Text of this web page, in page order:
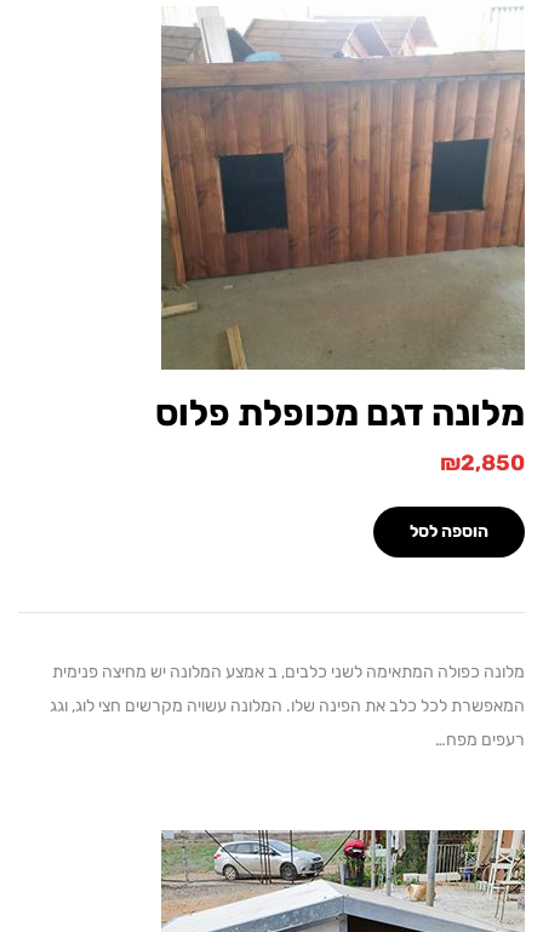
דגם מכופלת פלוס
₪
הוספה לסל
כפולה המתאימה לשני כלבים, ב אמצע המלונה יש מחיצה פנימית
לכל כלב את הפינה שלו. המלונה עשויה מקרשים חצי לוג, וגג
מפח…